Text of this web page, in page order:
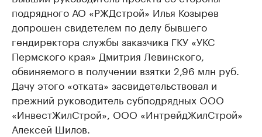
подрядного АО «РЖДстрой» Илья Козырев
допрошен свидетелем по делу бывшего
гендиректора службы заказчика ГКУ «УКС
Пермского края» Дмитрия Левинского,
обвиняемого в получении взятки 2,96 млн руб.
Дачу этого «отката» засвидетельствовал и
прежний руководитель субподрядных ООО
«ИнвестЖилСтрой», ООО «ИнтрейдЖилСтрой»
Алексей Шилов.